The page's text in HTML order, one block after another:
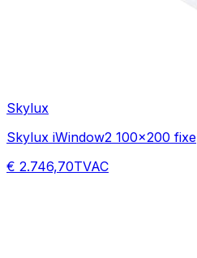
Skylux
Skylux iWindow2 100x200 fixe
€ 2.746,70TVAC